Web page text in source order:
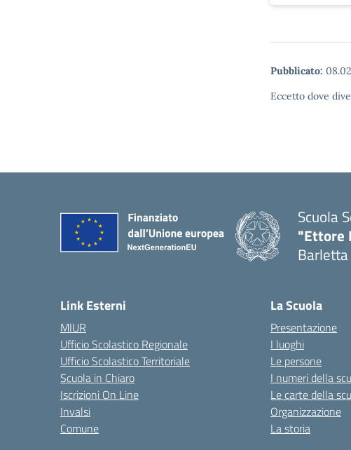
Pubblicato:
Eccetto dove
Scuola
"Ettore
Barletta
Link Esterni
MIUR
Ufficio Scolastico Regionale
Ufficio Scolastico Territoriale
Scuola in Chiaro
Iscrizioni On Line
Invalsi
Comune
La Scuola
Presentazione
I luoghi
Le persone
I numeri della
Le carte della
Organizzazione
La storia